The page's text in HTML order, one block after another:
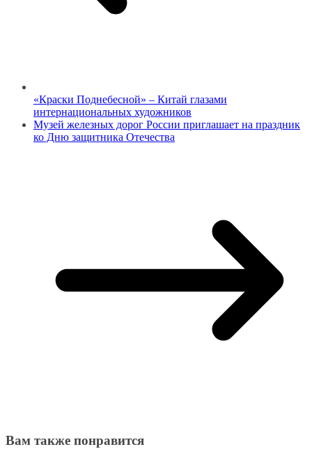
«Краски Поднебесной» – Китай глазами
интернациональных художников
Музей железных дорог России приглашает на праздник
ко Дню защитника Отечества
Вам также понравится